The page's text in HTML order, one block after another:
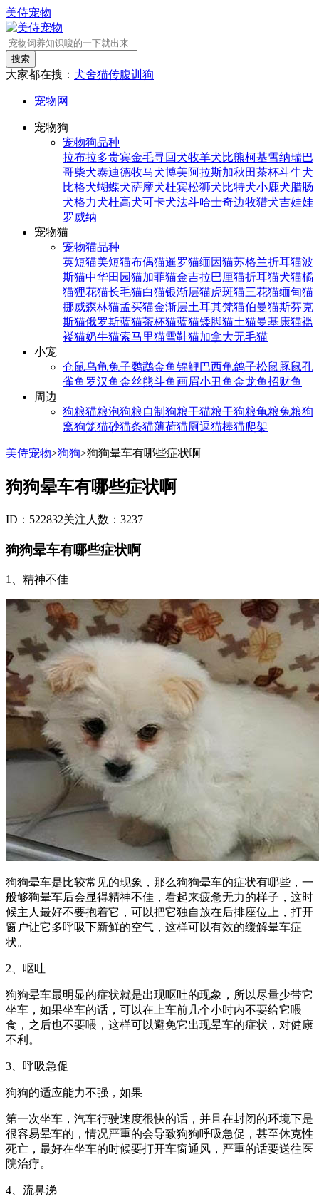
美侍宠物
搜索
大家都在搜： 犬舍猫传腹训狗
宠物网
宠物狗
宠物狗品种
拉布拉多贵宾金毛寻回犬牧羊犬比熊柯基雪纳瑞巴
哥柴犬泰迪德牧马犬博美阿拉斯加秋田茶杯斗牛犬
比格犬蝴蝶犬萨摩犬杜宾松狮犬比特犬小鹿犬腊肠
犬格力犬杜高犬可卡犬法斗哈士奇边牧猎犬吉娃娃
罗威纳
宠物猫
宠物猫品种
英短猫美短猫布偶猫暹罗猫缅因猫苏格兰折耳猫波
斯猫中华田园猫加菲猫金吉拉巴厘猫折耳猫犬猫橘
猫狸花猫长毛猫白猫银渐层猫虎斑猫三花猫缅甸猫
挪威森林猫孟买猫金渐层土耳其梵猫伯曼猫斯芬克
斯猫俄罗斯蓝猫茶杯猫蓝猫矮脚猫土猫曼基康猫褴
褛猫奶牛猫索马里猫雪鞋猫加拿大无毛猫
小宠
仓鼠乌龟兔子鹦鹉金鱼锦鲤巴西龟鸽子松鼠豚鼠孔
雀鱼 罗汉鱼金丝熊斗鱼画眉小丑鱼金龙鱼招财鱼
周边
狗粮猫粮泡狗粮自制狗粮干猫粮干狗粮龟粮兔粮狗
窝狗笼猫砂猫条猫薄荷猫厕逗猫棒猫爬架
美侍宠物>狗狗>狗狗晕车有哪些症状啊
狗狗晕车有哪些症状啊
ID：522832关注人数：3237
狗狗晕车有哪些症状啊
1、精神不佳
狗狗晕车是比较常见的现象，那么狗狗晕车的症状有哪些，一
般够狗晕车后会显得精神不佳，看起来疲惫无力的样子，这时
候主人最好不要抱着它，可以把它独自放在后排座位上，打开
窗户让它多呼吸下新鲜的空气，这样可以有效的缓解晕车症
状。
2、呕吐
狗狗晕车最明显的症状就是出现呕吐的现象，所以尽量少带它
坐车，如果坐车的话，可以在上车前几个小时内不要给它喂
食，之后也不要喂，这样可以避免它出现晕车的症状，对健康
不利。
3、呼吸急促
狗狗的适应能力不强，如果
第一次坐车，汽车行驶速度很快的话，并且在封闭的环境下是
很容易晕车的，情况严重的会导致狗狗呼吸急促，甚至休克性
死亡，最好在坐车的时候要打开车窗通风，严重的话要送往医
院治疗。
4、流鼻涕